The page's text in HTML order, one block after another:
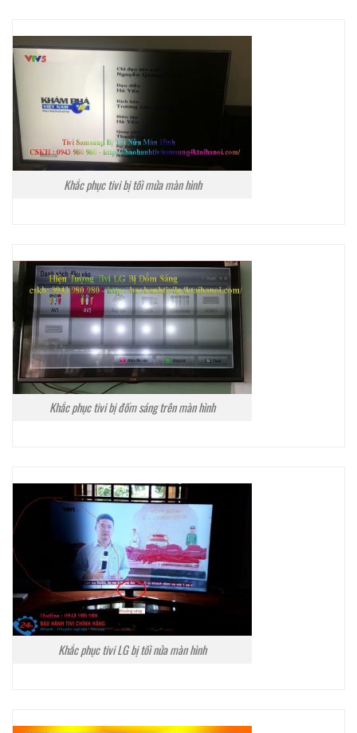
Khắc phục tivi bị tối mửa màn hình
Khắc phục tivi bị đốm sáng trên màn hình
Khắc phục tivi LG bị tối nửa màn hình